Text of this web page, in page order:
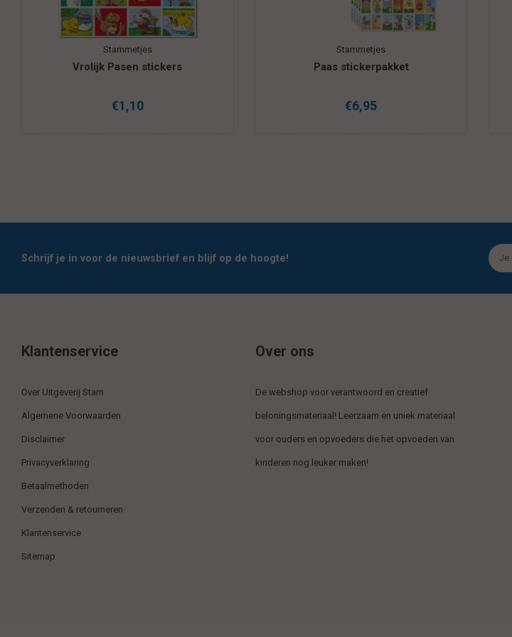
Stammetjes
Vrolijk Pasen stickers
€1,10
Stammetjes
Paas stickerpakket
€6,95
Schrijf je in voor de nieuwsbrief en blijf op de hoogte!
Klantenservice
Over Uitgeverij Stam
Algemene Voorwaarden
Disclaimer
Privacyverklaring
Betaalmethoden
Verzenden & retourneren
Klantenservice
Sitemap
Over ons
De webshop voor verantwoord en creatief
beloningsmateriaal! Leerzaam en uniek materiaal
voor ouders en opvoeders die het opvoeden van
kinderen nog leuker maken!